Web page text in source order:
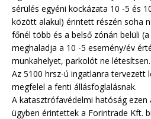
sérülés egyéni kockázata 10 -5 és
között alakul) érintett részén soha
főnél több és a belső zónán belüli
meghaladja a 10 -5 esemény/év
munkahelyet, parkolót ne létesítsen.
Az 5100 hrsz-ú ingatlanra tervezett
megfelel a fenti állásfoglalásnak.
A katasztrófavédelmi hatóság ezen
ügyben érintettek a Forintrade Kft.